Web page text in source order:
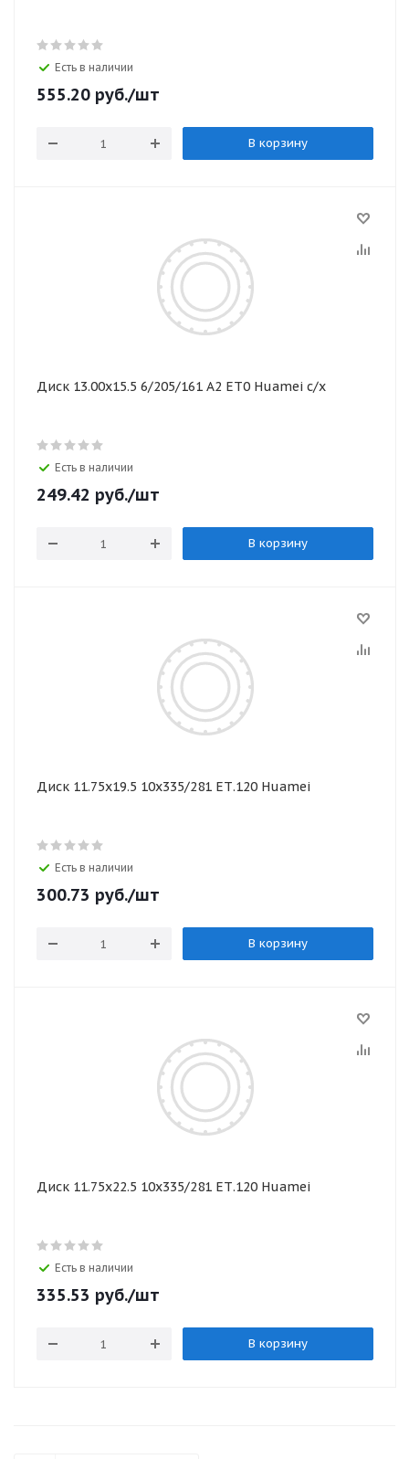
Есть в наличии
555.20 руб./шт
В корзину
Диск 13.00х15.5 6/205/161 А2 ЕТ0 Huamei с/х
Есть в наличии
249.42 руб./шт
В корзину
Диск 11.75х19.5 10x335/281 ЕТ.120 Huamei
Есть в наличии
300.73 руб./шт
В корзину
Диск 11.75х22.5 10x335/281 ЕТ.120 Huamei
Есть в наличии
335.53 руб./шт
В корзину